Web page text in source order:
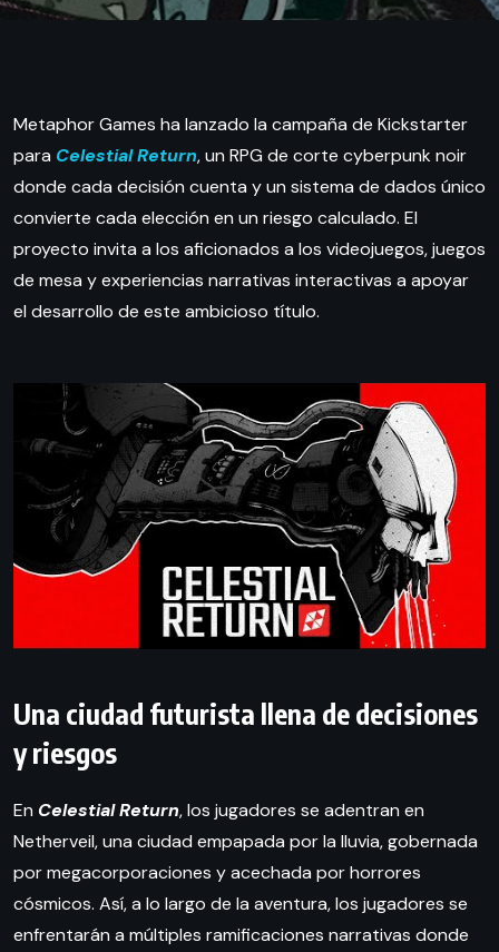
Metaphor Games ha lanzado la campaña de Kickstarter
para Celestial Return, un RPG de corte cyberpunk noir
donde cada decisión cuenta y un sistema de dados único
convierte cada elección en un riesgo calculado. El
proyecto invita a los aficionados a los videojuegos, juegos
de mesa y experiencias narrativas interactivas a apoyar
el desarrollo de este ambicioso título.
Una ciudad futurista llena de decisiones
y riesgos
En Celestial Return, los jugadores se adentran en
Netherveil, una ciudad empapada por la lluvia, gobernada
por megacorporaciones y acechada por horrores
cósmicos. Así, a lo largo de la aventura, los jugadores se
enfrentarán a múltiples ramificaciones narrativas donde